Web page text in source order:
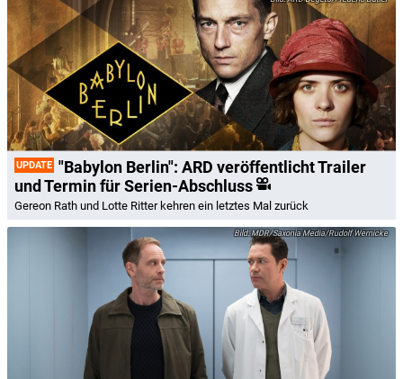
UPDATE "Babylon Berlin": ARD veröffentlicht Trailer
und Termin für Serien-Abschluss
Gereon Rath und Lotte Ritter kehren ein letztes Mal zurück
MDR/Saxonia Media/Rudolf Wernicke